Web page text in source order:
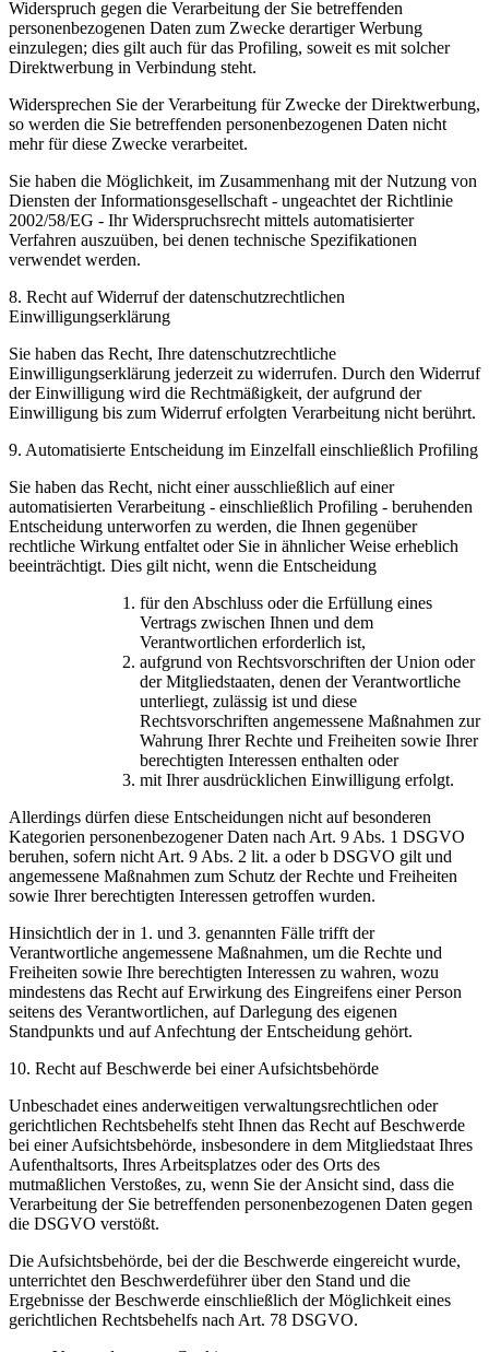
Widerspruch gegen die Verarbeitung der Sie betreffenden
personenbezogenen Daten zum Zwecke derartiger Werbung
einzulegen; dies gilt auch für das Profiling, soweit es mit solcher
Direktwerbung in Verbindung steht.
Widersprechen Sie der Verarbeitung für Zwecke der Direktwerbung,
so werden die Sie betreffenden personenbezogenen Daten nicht
mehr für diese Zwecke verarbeitet.
Sie haben die Möglichkeit, im Zusammenhang mit der Nutzung von
Diensten der Informationsgesellschaft - ungeachtet der Richtlinie
2002/58/EG - Ihr Widerspruchsrecht mittels automatisierter
Verfahren auszuüben, bei denen technische Spezifikationen
verwendet werden.
8. Recht auf Widerruf der datenschutzrechtlichen
Einwilligungserklärung
Sie haben das Recht, Ihre datenschutzrechtliche
Einwilligungserklärung jederzeit zu widerrufen. Durch den Widerruf
der Einwilligung wird die Rechtmäßigkeit, der aufgrund der
Einwilligung bis zum Widerruf erfolgten Verarbeitung nicht berührt.
9. Automatisierte Entscheidung im Einzelfall einschließlich Profiling
Sie haben das Recht, nicht einer ausschließlich auf einer
automatisierten Verarbeitung - einschließlich Profiling - beruhenden
Entscheidung unterworfen zu werden, die Ihnen gegenüber
rechtliche Wirkung entfaltet oder Sie in ähnlicher Weise erheblich
beeinträchtigt. Dies gilt nicht, wenn die Entscheidung
für den Abschluss oder die Erfüllung eines
Vertrags zwischen Ihnen und dem
Verantwortlichen erforderlich ist,
aufgrund von Rechtsvorschriften der Union oder
der Mitgliedstaaten, denen der Verantwortliche
unterliegt, zulässig ist und diese
Rechtsvorschriften angemessene Maßnahmen zur
Wahrung Ihrer Rechte und Freiheiten sowie Ihrer
berechtigten Interessen enthalten oder
mit Ihrer ausdrücklichen Einwilligung erfolgt.
Allerdings dürfen diese Entscheidungen nicht auf besonderen
Kategorien personenbezogener Daten nach Art. 9 Abs. 1 DSGVO
beruhen, sofern nicht Art. 9 Abs. 2 lit. a oder b DSGVO gilt und
angemessene Maßnahmen zum Schutz der Rechte und Freiheiten
sowie Ihrer berechtigten Interessen getroffen wurden.
Hinsichtlich der in 1. und 3. genannten Fälle trifft der
Verantwortliche angemessene Maßnahmen, um die Rechte und
Freiheiten sowie Ihre berechtigten Interessen zu wahren, wozu
mindestens das Recht auf Erwirkung des Eingreifens einer Person
seitens des Verantwortlichen, auf Darlegung des eigenen
Standpunkts und auf Anfechtung der Entscheidung gehört.
10. Recht auf Beschwerde bei einer Aufsichtsbehörde
Unbeschadet eines anderweitigen verwaltungsrechtlichen oder
gerichtlichen Rechtsbehelfs steht Ihnen das Recht auf Beschwerde
bei einer Aufsichtsbehörde, insbesondere in dem Mitgliedstaat Ihres
Aufenthaltsorts, Ihres Arbeitsplatzes oder des Orts des
mutmaßlichen Verstoßes, zu, wenn Sie der Ansicht sind, dass die
Verarbeitung der Sie betreffenden personenbezogenen Daten gegen
die DSGVO verstößt.
Die Aufsichtsbehörde, bei der die Beschwerde eingereicht wurde,
unterrichtet den Beschwerdeführer über den Stand und die
Ergebnisse der Beschwerde einschließlich der Möglichkeit eines
gerichtlichen Rechtsbehelfs nach Art. 78 DSGVO.